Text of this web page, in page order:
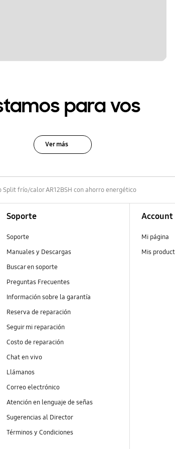
para vos
Ver más
Split frío/calor AR12BSH con ahorro energético
Soporte
Soporte
Manuales y Descargas
Buscar en soporte
Preguntas Frecuentes
Información sobre la garantía
Reserva de reparación
Seguir mi reparación
Costo de reparación
Chat en vivo
Llámanos
Correo electrónico
Atención en lenguaje de señas
Sugerencias al Director
Términos y Condiciones
Account
Mi página
Mis